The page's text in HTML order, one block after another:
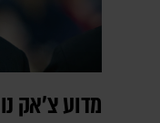
מדוע צ'אק